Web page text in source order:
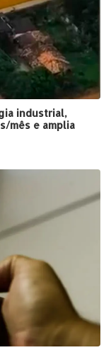
industrial,
mês e amplia